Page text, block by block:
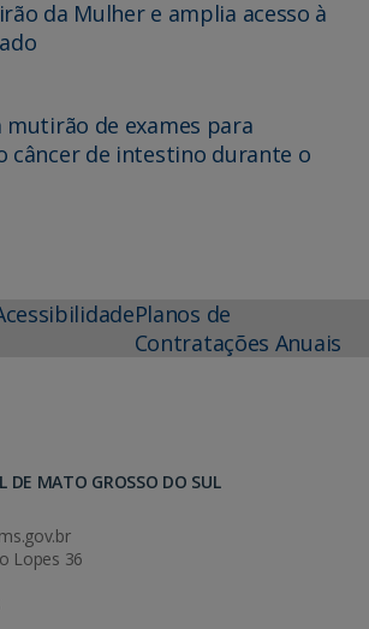
da Mulher e amplia acesso à
mutirão de exames para
câncer de intestino durante o
Planos de
Contratações Anuais
DE MATO GROSSO DO SUL
Lopes 36